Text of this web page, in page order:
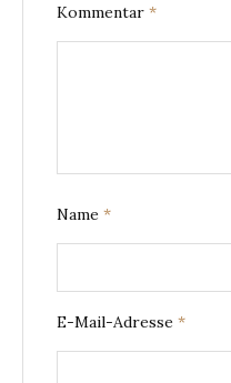
Kommentar *
Name *
E-Mail-Adresse *